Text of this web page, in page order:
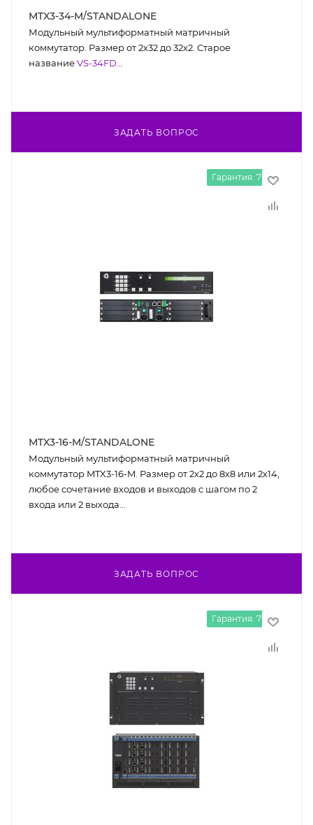
MTX3-34-M/STANDALONE
Модульный мультиформатный матричный
коммутатор. Размер от 2х32 до 32х2. Старое
названиеVS-34FD
ЗАДАТЬ ВОПРОС
Гарантия: 7 лет
MTX3-16-M/STANDALONE
Модульный мультиформатный матричный
коммутатор MTX3-16-M. Размер от 2х2 до 8х8 или 2х14,
любое сочетание входов и выходов с шагом по 2
входа или 2 выхода...
ЗАДАТЬ ВОПРОС
Гарантия: 7 лет